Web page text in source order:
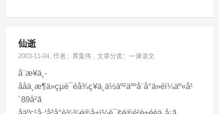
仙逝
2003-11-04, 作者：黄集伟 ,文章分类：一课语文
å¨æ¥ä¸­
ååä¸æ¶ä»çµè¯éå¾ç¥ä¸ä½äº²äººå¨å°ä»éï¼äº«å¹
´89å²ã